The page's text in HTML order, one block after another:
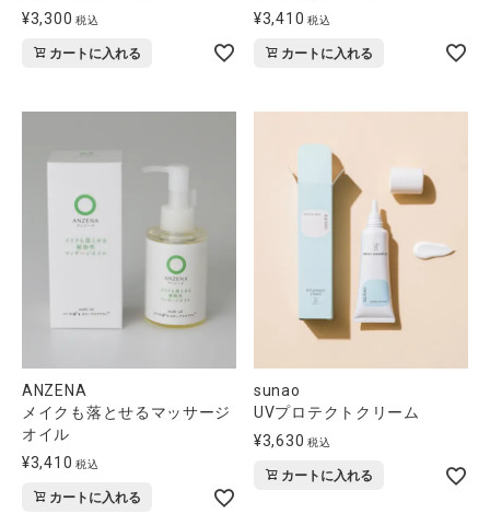
¥3,300 税込
カートに入れる
¥3,410 税込
カートに入れる
ANZENA
メイクも落とせるマッサージ
オイル
¥3,410 税込
カートに入れる
sunao
UVプロテクトクリーム
¥3,630 税込
カートに入れる